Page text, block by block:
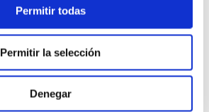
Permitir todas
Permitir la selección
Denegar